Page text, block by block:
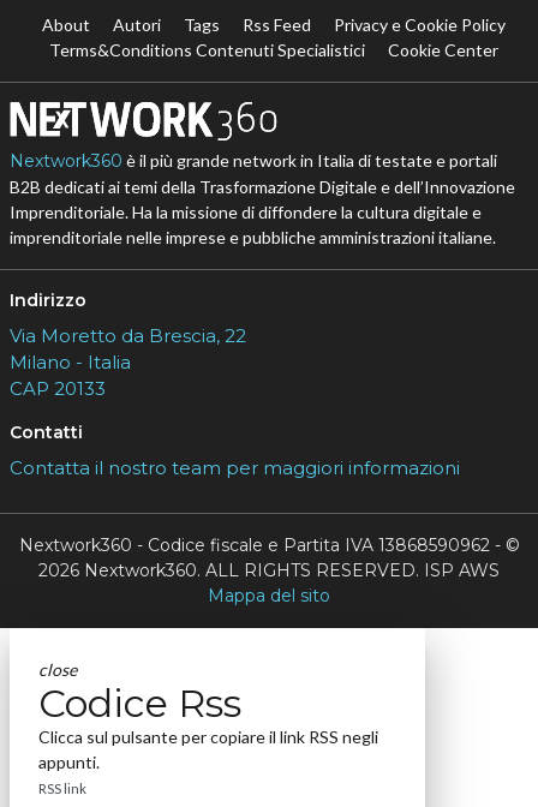
About Autori Tags Rss Feed
Privacy e Cookie Policy
Terms&Conditions Contenuti Specialistici
Cookie Center
Nextwork360 è il più grande network in Italia di testate e portali
B2B dedicati ai temi della Trasformazione Digitale e dell’Innovazione
Imprenditoriale. Ha la missione di diffondere la cultura digitale e
imprenditoriale nelle imprese e pubbliche amministrazioni italiane.
Indirizzo
Via Moretto da Brescia, 22
Milano - Italia
CAP 20133
Contatti
Contatta il nostro team per maggiori informazioni
Nextwork360 - Codice fiscale e Partita IVA 13868590962 - ©
2026 Nextwork360. ALL RIGHTS RESERVED. ISP AWS
Mappa del sito
close
Codice Rss
Clicca sul pulsante per copiare il link RSS negli
appunti.
RSS link